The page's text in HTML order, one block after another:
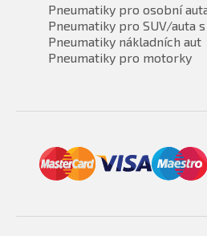
Pneumatiky pro osobní
Pneumatiky pro SUV/auta
Pneumatiky nákladních aut
Pneumatiky pro motorky